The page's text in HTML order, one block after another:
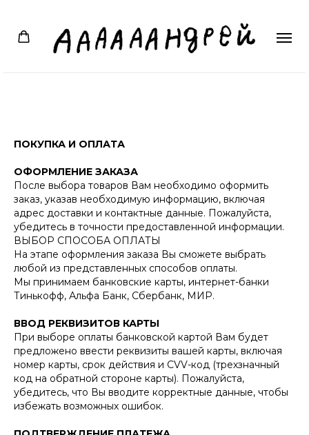
ПОКУПКА И ОПЛАТА
ОФОРМЛЕНИЕ ЗАКАЗА
После выбора товаров Вам необходимо оформить
заказ, указав необходимую информацию, включая
адрес доставки и контактные данные. Пожалуйста,
убедитесь в точности предоставленной информации.
ВЫБОР СПОСОБА ОПЛАТЫ
На этапе оформления заказа Вы сможете выбрать
любой из представленных способов оплаты.
Мы принимаем банковские карты, интернет-банки
Тинькофф, Альфа Банк, Сбербанк, МИР.
ВВОД РЕКВИЗИТОВ КАРТЫ
При выборе оплаты банковской картой Вам будет
предложено ввести реквизиты вашей карты, включая
номер карты, срок действия и CVV-код (трехзначный
код на обратной стороне карты). Пожалуйста,
убедитесь, что Вы вводите корректные данные, чтобы
избежать возможных ошибок.